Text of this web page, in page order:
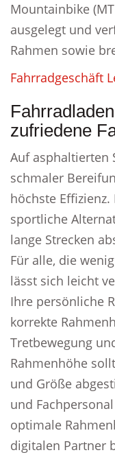
Mountainbike
ausgelegt und
Rahmen sowie
Fahrradgeschäft
zufriedene
Auf asphaltierten
schmaler
höchste
sportliche
lange Strecken
Für alle, die
lässt sich leicht
Ihre persönliche
korrekte
Tretbewegung
Rahmenhöhe
und Größe
und
optimale
digitalen Partner